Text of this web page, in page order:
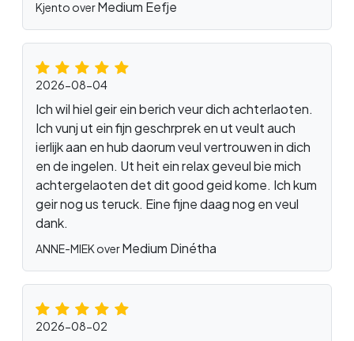
Kjento overMedium Eefje
2026-08-04
Ich wil hiel geir ein berich veur dich achterlaoten.
Ich vunj ut ein fijn geschrprek en ut veult auch
ierlijk aan en hub daorum veul vertrouwen in dich
en de ingelen. Ut heit ein relax geveul bie mich
achtergelaoten det dit good geid kome. Ich kum
geir nog us teruck. Eine fijne daag nog en veul
dank.
ANNE-MIEK overMedium Dinétha
2026-08-02